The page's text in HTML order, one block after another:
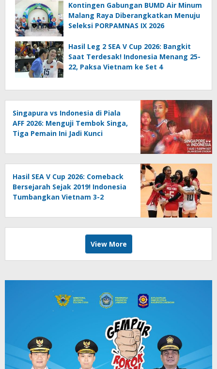
Kontingen Gabungan BUMD Air Minum
Malang Raya Diberangkatkan Menuju
Seleksi PORPAMNAS IX 2026
Hasil Leg 2 SEA V Cup 2026: Bangkit
Saat Terdesak! Indonesia Menang 25-
22, Paksa Vietnam ke Set 4
Singapura vs Indonesia di Piala
AFF 2026: Menguji Tembok Singa,
Tiga Pemain Ini Jadi Kunci
Hasil SEA V Cup 2026: Comeback
Bersejarah Sejak 2019! Indonesia
Tumbangkan Vietnam 3-2
View More